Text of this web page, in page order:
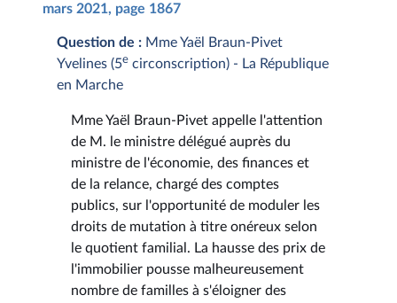
mars 2021, page 1867
Question de : Mme Yaël Braun-Pivet
Yvelines (5e circonscription) - La République
en Marche
Mme Yaël Braun-Pivet appelle l'attention
de M. le ministre délégué auprès du
ministre de l'économie, des finances et
de la relance, chargé des comptes
publics, sur l'opportunité de moduler les
droits de mutation à titre onéreux selon
le quotient familial. La hausse des prix de
l'immobilier pousse malheureusement
nombre de familles à s'éloigner des